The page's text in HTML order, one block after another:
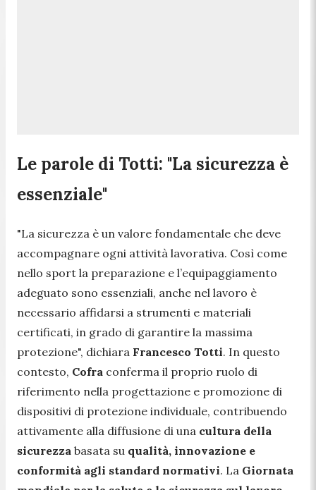
Le parole di Totti: "La sicurezza è
essenziale"
"La sicurezza è un valore fondamentale che deve
accompagnare ogni attività lavorativa. Così come
nello sport la preparazione e l’equipaggiamento
adeguato sono essenziali, anche nel lavoro è
necessario affidarsi a strumenti e materiali
certificati, in grado di garantire la massima
protezione", dichiara Francesco Totti. In questo
contesto, Cofra conferma il proprio ruolo di
riferimento nella progettazione e promozione di
dispositivi di protezione individuale, contribuendo
attivamente alla diffusione di una cultura della
sicurezza basata su qualità, innovazione e
conformità agli standard normativi. La Giornata